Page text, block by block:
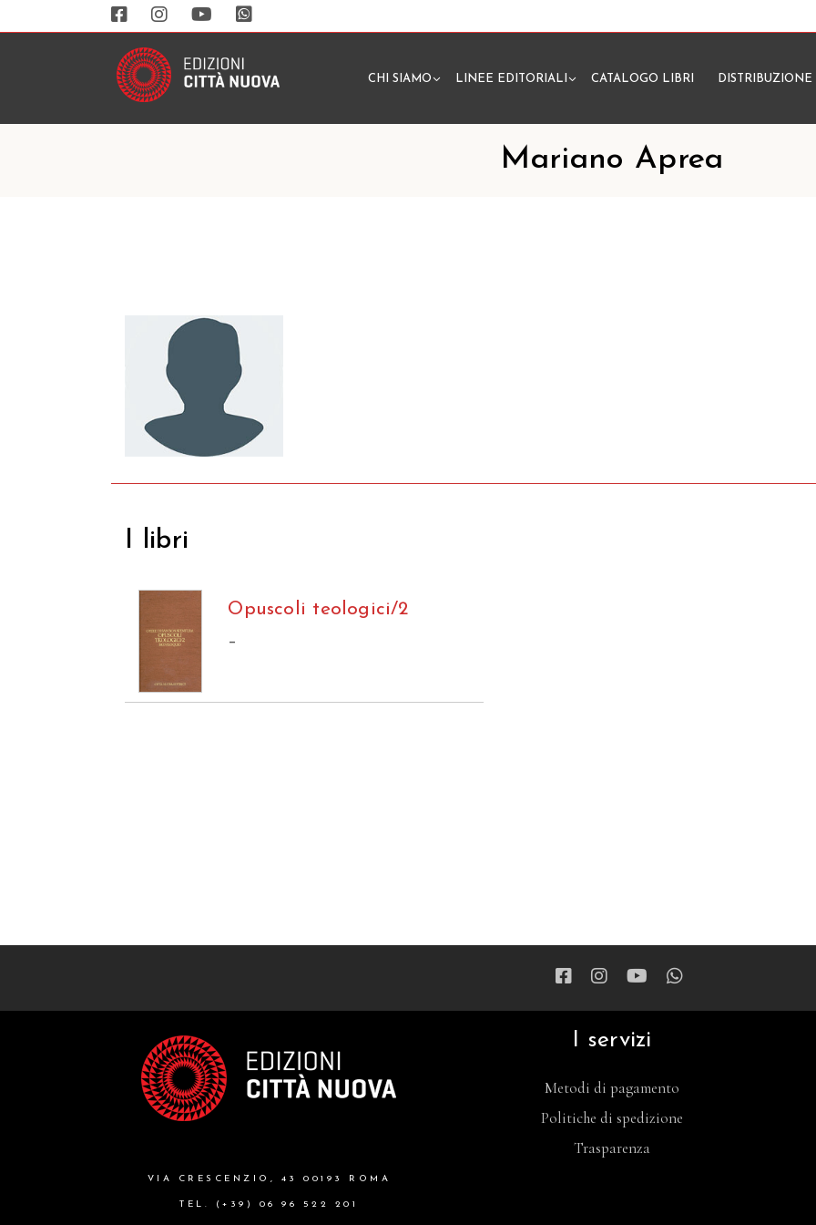
CHI SIAMO LINEE EDITORIALI CATALOGO LIBRI DISTRIBUZIONE
Mariano Aprea
I libri
Opuscoli teologici/2
–
VIA CRESCENZIO, 43 00193 ROMA
TEL. (+39) 06 96 522 201
I servizi
Metodi di pagamento
Politiche di spedizione
Trasparenza